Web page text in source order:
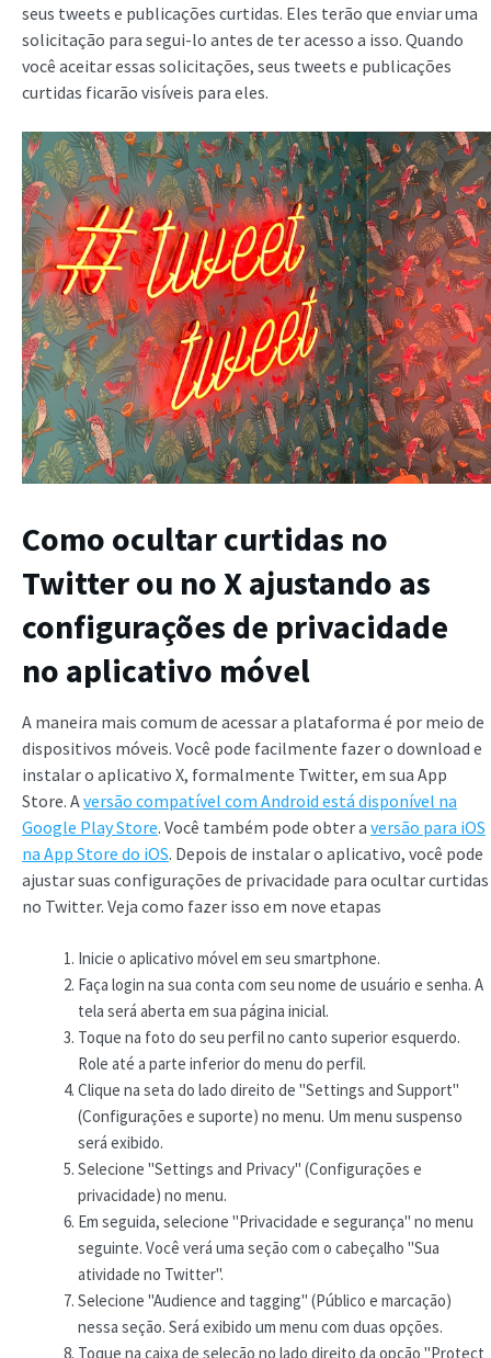
seus tweets e publicações curtidas. Eles terão que enviar uma
solicitação para segui-lo antes de ter acesso a isso. Quando
você aceitar essas solicitações, seus tweets e publicações
curtidas ficarão visíveis para eles.
Como ocultar curtidas no
Twitter ou no X ajustando as
configurações de privacidade
no aplicativo móvel
A maneira mais comum de acessar a plataforma é por meio de
dispositivos móveis. Você pode facilmente fazer o download e
instalar o aplicativo X, formalmente Twitter, em sua App
Store. Aversão compatível com Android está disponível na
Google Play Store. Você também pode obter a versão para iOS
na App Store do iOS. Depois de instalar o aplicativo, você pode
ajustar suas configurações de privacidade para ocultar curtidas
no Twitter. Veja como fazer isso em nove etapas
Inicie o aplicativo móvel em seu smartphone.
Faça login na sua conta com seu nome de usuário e senha. A
tela será aberta em sua página inicial.
Toque na foto do seu perfil no canto superior esquerdo.
Role até a parte inferior do menu do perfil.
Clique na seta do lado direito de "Settings and Support"
(Configurações e suporte) no menu. Um menu suspenso
será exibido.
Selecione "Settings and Privacy" (Configurações e
privacidade) no menu.
Em seguida, selecione "Privacidade e segurança" no menu
seguinte. Você verá uma seção com o cabeçalho "Sua
atividade no Twitter".
Selecione "Audience and tagging" (Público e marcação)
nessa seção. Será exibido um menu com duas opções.
Toque na caixa de seleção no lado direito da opção "Protect